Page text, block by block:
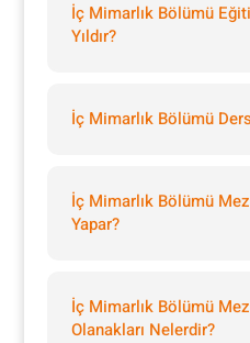
İç Mimarlık Bölümü
Yıldır?
İç Mimarlık Bölümü
İç Mimarlık Bölümü
Yapar?
İç Mimarlık Bölümü
Olanakları Nelerdir?